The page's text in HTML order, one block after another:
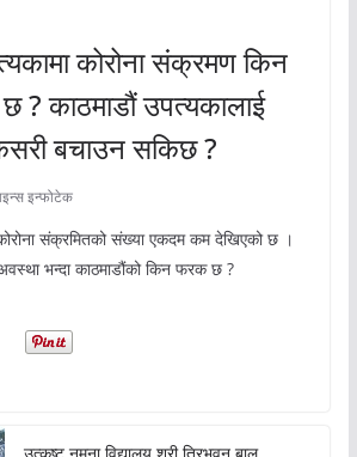
कोरोना संक्रमण किन
? काठमाडौं उपत्यकालाई
कसरी बचाउन सकिछ ?
इन्फोटेक
कोरोना संक्रमितको संख्या एकदम कम देखिएको छ ।
भन्दा काठमाडौंको किन फरक छ ?